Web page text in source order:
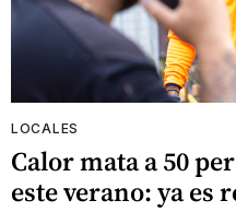
LOCALES
Calor mata a 50
este verano: ya es